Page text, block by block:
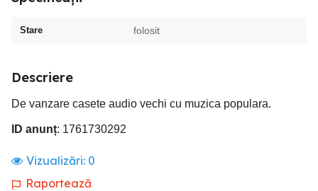
Stare folosit
Descriere
De vanzare casete audio vechi cu muzica populara.
ID anunț: 1761730292
Vizualizări: 0
Raportează